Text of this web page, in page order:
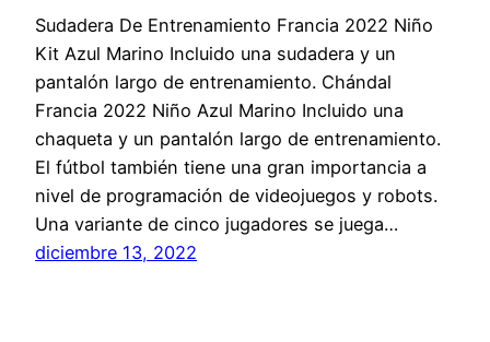
Sudadera De Entrenamiento Francia 2022 Niño
Kit Azul Marino Incluido una sudadera y un
pantalón largo de entrenamiento. Chándal
Francia 2022 Niño Azul Marino Incluido una
chaqueta y un pantalón largo de entrenamiento.
El fútbol también tiene una gran importancia a
nivel de programación de videojuegos y robots.
Una variante de cinco jugadores se juega…
diciembre 13, 2022